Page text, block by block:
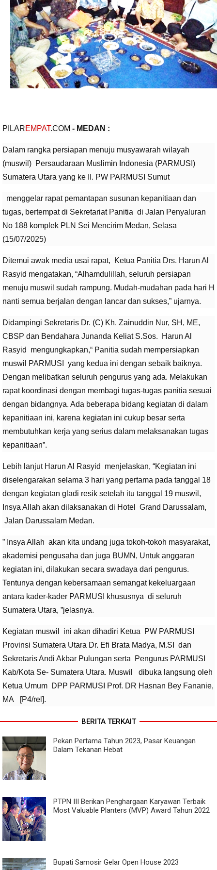
PILAREMPAT.COM - MEDAN :
Dalam rangka persiapan menuju musyawarah wilayah
(muswil) Persaudaraan Muslimin Indonesia (PARMUSI)
Sumatera Utara yang ke II. PW PARMUSI Sumut
menggelar rapat pemantapan susunan kepanitiaan dan
tugas, bertempat di Sekretariat Panitia di Jalan Penyaluran
No 188 komplek PLN Sei Mencirim Medan, Selasa
(15/07/2025)
Ditemui awak media usai rapat, Ketua Panitia Drs. Harun Al
Rasyid mengatakan, “Alhamdulillah, seluruh persiapan
menuju muswil sudah rampung. Mudah-mudahan pada hari H
nanti semua berjalan dengan lancar dan sukses,” ujarnya.
Didampingi Sekretaris Dr. (C) Kh. Zainuddin Nur, SH, ME,
CBSP dan Bendahara Junanda Keliat S.Sos. Harun Al
Rasyid mengungkapkan,“ Panitia sudah mempersiapkan
muswil PARMUSI yang kedua ini dengan sebaik baiknya.
Dengan melibatkan seluruh pengurus yang ada. Melakukan
rapat koordinasi dengan membagi tugas-tugas panitia sesuai
dengan bidangnya. Ada beberapa bidang kegiatan di dalam
kepanitiaan ini, karena kegiatan ini cukup besar serta
membutuhkan kerja yang serius dalam melaksanakan tugas
kepanitiaan”.
Lebih lanjut Harun Al Rasyid menjelaskan, “Kegiatan ini
diselengarakan selama 3 hari yang pertama pada tanggal 18
dengan kegiatan gladi resik setelah itu tanggal 19 muswil,
Insya Allah akan dilaksanakan di Hotel Grand Darussalam,
Jalan Darussalam Medan.
” Insya Allah akan kita undang juga tokoh-tokoh masyarakat,
akademisi pengusaha dan juga BUMN, Untuk anggaran
kegiatan ini, dilakukan secara swadaya dari pengurus.
Tentunya dengan kebersamaan semangat kekeluargaan
antara kader-kader PARMUSI khususnya di seluruh
Sumatera Utara, ”jelasnya.
Kegiatan muswil ini akan dihadiri Ketua PW PARMUSI
Provinsi Sumatera Utara Dr. Efi Brata Madya, M.SI dan
Sekretaris Andi Akbar Pulungan serta Pengurus PARMUSI
Kab/Kota Se- Sumatera Utara. Muswil dibuka langsung oleh
Ketua Umum DPP PARMUSI Prof. DR Hasnan Bey Fananie,
MA [P4/rel].
BERITA TERKAIT
Pekan Pertama Tahun 2023, Pasar Keuangan
Dalam Tekanan Hebat
PTPN III Berikan Penghargaan Karyawan Terbaik
Most Valuable Planters (MVP) Award Tahun 2022
Bupati Samosir Gelar Open House 2023